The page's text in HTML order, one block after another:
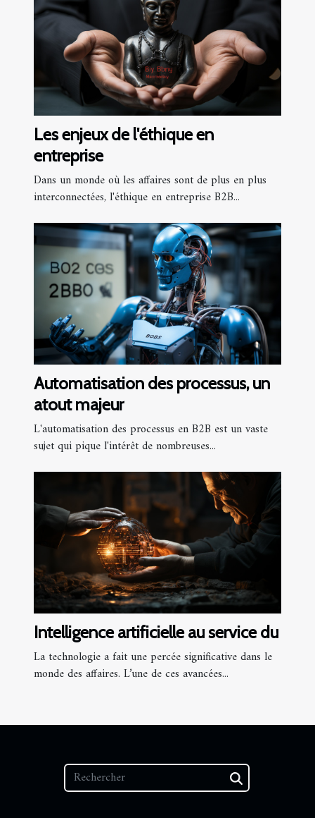
Les enjeux de l'éthique en
entreprise
Dans un monde où les affaires sont de plus en plus
interconnectées, l'éthique en entreprise B2B...
Automatisation des processus, un
atout majeur
L'automatisation des processus en B2B est un vaste
sujet qui pique l'intérêt de nombreuses...
Intelligence artificielle au service du
La technologie a fait une percée significative dans le
monde des affaires. L’une de ces avancées...